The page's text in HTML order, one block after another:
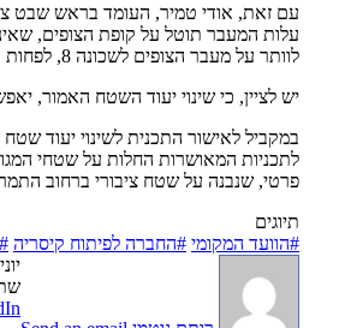
עם זאת, אודי טמיר, העומד בראש שבט
עלות המעבר תוטל על קופת הצופים,
לוותר על מעבר הצופים לשכונה לפחות
יש לציין, כי שינוי יעוד השטח האמור,
במקביל לאישור התכנית לשינוי יעוד שטח
לתכניות המאושרות החלות על שטחי
פרטי, שנבנה על שטח ציבורי ברחוב
תיוגים
#הוועד המקומי #החברה לפיתוח קיסריה
יוני 30, 2020